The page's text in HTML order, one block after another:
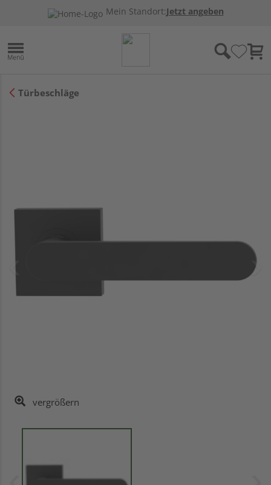
Mein Standort:Jetzt angeben
Türbeschläge
vergrößern